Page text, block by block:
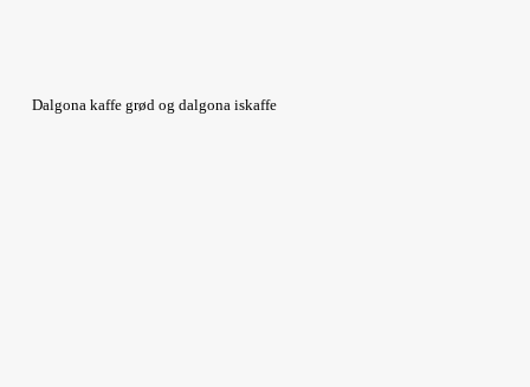
Dalgona kaffe grød og dalgona iskaffe